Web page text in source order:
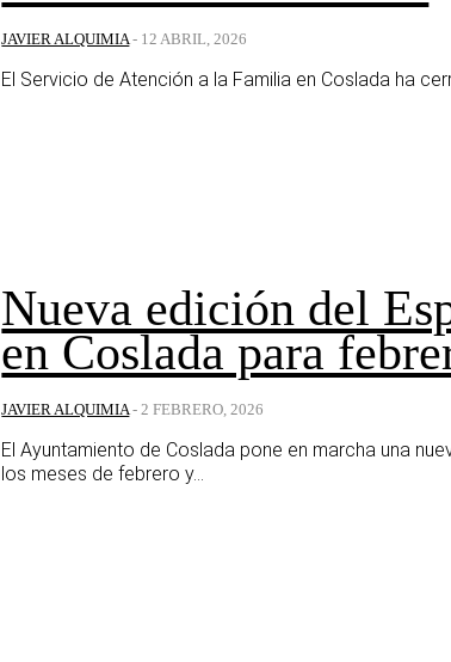
JAVIER ALQUIMIA - 12 ABRIL, 2026
El Servicio de Atención a la Familia en Coslada ha
Nueva edición del
en Coslada para
JAVIER ALQUIMIA - 2 FEBRERO, 2026
El Ayuntamiento de Coslada pone en marcha una
los meses de febrero y...